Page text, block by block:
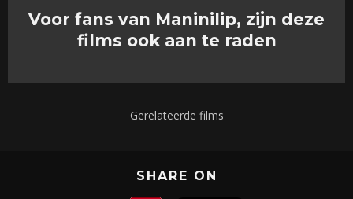
Voor fans van Maninilip, zijn deze
films ook aan te raden
Gerelateerde films
SHARE ON